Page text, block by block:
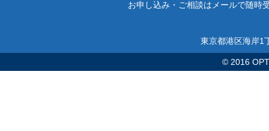
お申し込み・ご相談はメールで随時
東京都港区海岸1
© 2016